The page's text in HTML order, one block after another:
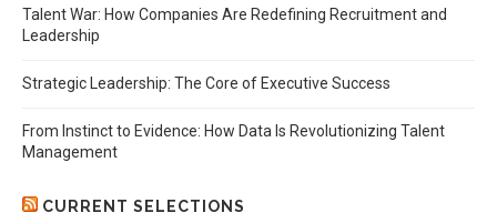
Talent War: How Companies Are Redefining Recruitment and
Leadership
Strategic Leadership: The Core of Executive Success
From Instinct to Evidence: How Data Is Revolutionizing Talent
Management
CURRENT SELECTIONS